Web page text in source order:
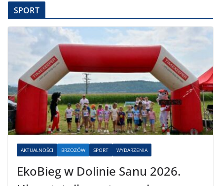
SPORT
AKTUALNOŚCI BRZOZÓW SPORT WYDARZENIA
EkoBieg w Dolinie Sanu 2026.